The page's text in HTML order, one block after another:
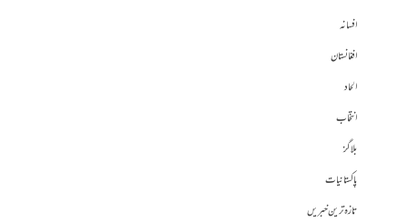
افسانہ
افغانستان
الحاد
انتخاب
بلاگز
پاکستانیات
تازہ ترین خبریں